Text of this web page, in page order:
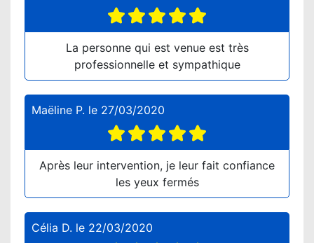
La personne qui est venue est très
professionnelle et sympathique
Maëline P. le 27/03/2020
Après leur intervention, je leur fait confiance
les yeux fermés
Célia D. le 22/03/2020